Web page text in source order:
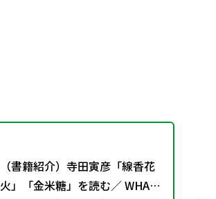
（書籍紹介）寺田寅彦「線香花
火」「金米糖」を読む／ WHAT